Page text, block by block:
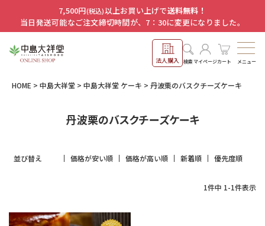
7,500円(税込)以上お買い上げで送料無料！
当日発送可能なご注文締切時間が、7：30に変更になりました。
法人購入 検索マイページカート メニュー
HOME 中島大祥堂 中島大祥堂 ケーキ 丹波栗のバスクチーズケーキ
丹波栗のバスクチーズケーキ
並び替え 価格が安い順 価格が高い順 新着順 優先度順
1件中 1-1件表示